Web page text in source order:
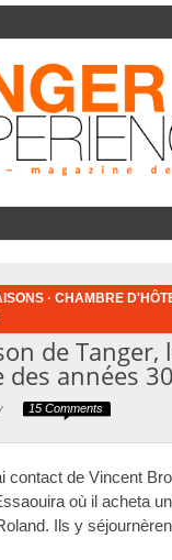
· CHAMBRE
de Tanger,
des années 30
15 Comments
contact de Vincent
où il acheta
Ils y